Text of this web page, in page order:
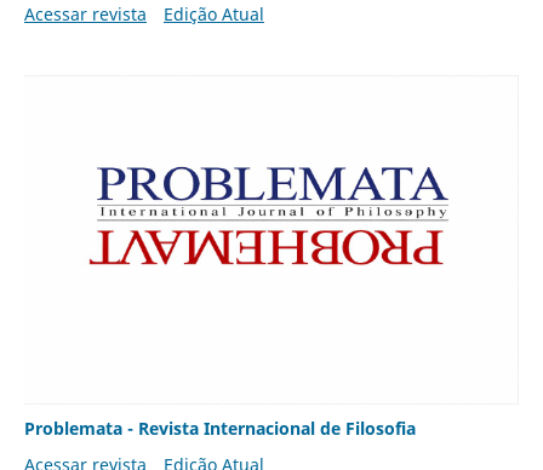
Acessar revista
Edição Atual
Problemata - Revista Internacional de Filosofia
Acessar revista
Edição Atual